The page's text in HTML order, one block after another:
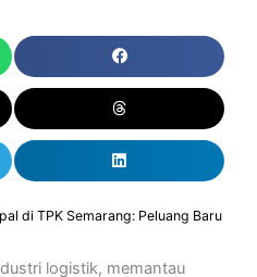
di TPK Semarang: Peluang Baru
logistik, memantau